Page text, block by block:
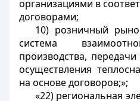
организациями в
договорами;
10) розничный
система
производства,
осуществления
на основе договоров;»;
«22) региональная